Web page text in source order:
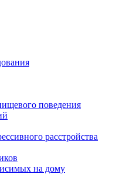
поведения
расстройства
на дому